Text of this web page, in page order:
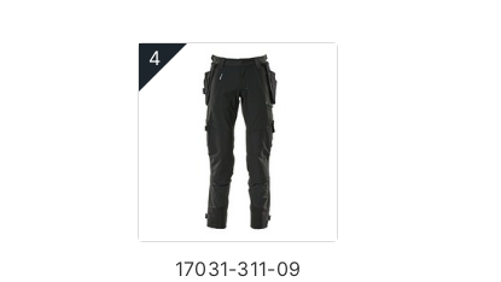
4
17031-311-09